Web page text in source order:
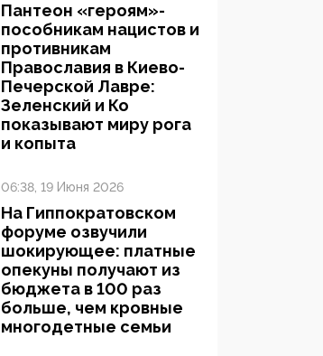
Пантеон «героям»-
пособникам нацистов и
противникам
Православия в Киево-
Печерской Лавре:
Зеленский и Ко
показывают миру рога
и копыта
06:38, 19 Июня 2026
На Гиппократовском
форуме озвучили
шокирующее: платные
опекуны получают из
бюджета в 100 раз
больше, чем кровные
многодетные семьи